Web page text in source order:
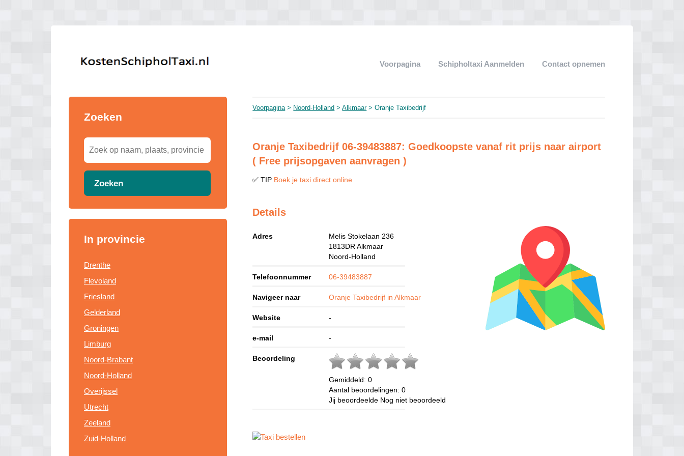
Voorpagina Schipholtaxi Aanmelden Contact opnemen
Zoeken
Zoeken
In provincie
Drenthe
Flevoland
Friesland
Gelderland
Groningen
Limburg
Noord-Brabant
Noord-Holland
Overijssel
Utrecht
Zeeland
Zuid-Holland
Voorpagina> Noord-Holland >Alkmaar> Oranje Taxibedrijf
Oranje Taxibedrijf 06-39483887: Goedkoopste vanaf rit prijs naar airport
( Free prijsopgaven aanvragen )
✅ TIP Boek je taxi direct online
Details
Adres
Melis Stokelaan 236
1813DR Alkmaar
Noord-Holland
Telefoonnummer 06-39483887
Navigeer naar Oranje Taxibedrijf in Alkmaar
Website -
e-mail -
Beoordeling
Gemiddeld:0
Aantal beoordelingen:0
Jij beoordeelde Nog niet beoordeeld